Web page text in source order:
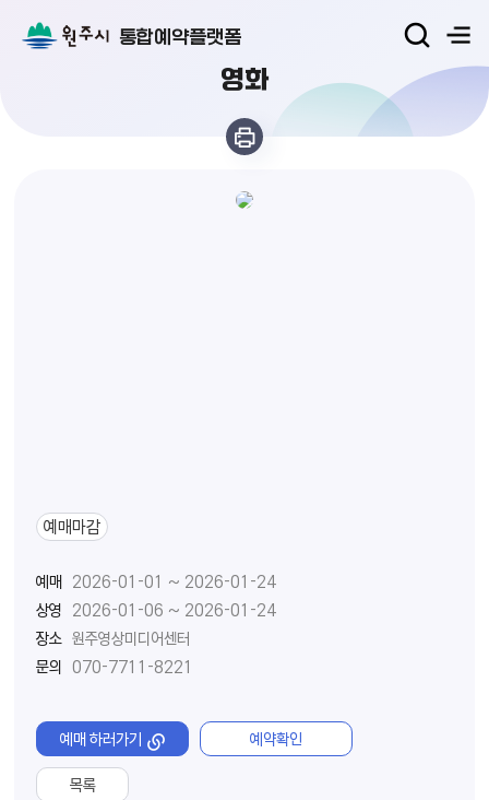
통합예약플랫폼
영화
예매마감
예매 2026-01-01 ~ 2026-01-24
상영 2026-01-06 ~ 2026-01-24
장소 원주영상미디어센터
문의 070-7711-8221
예매 하러가기 예약확인
목록